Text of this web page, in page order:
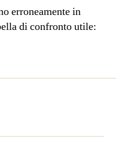
erroneamente in
di confronto utile: